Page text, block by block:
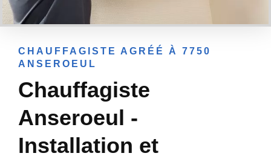
CHAUFFAGISTE AGRÉÉ À 7750
ANSEROEUL
Chauffagiste
Anseroeul -
Installation et